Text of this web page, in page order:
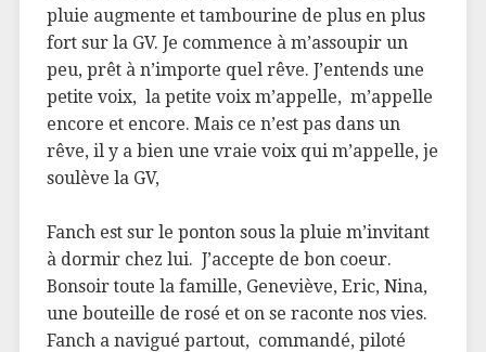
pluie augmente et tambourine de plus en plus
fort sur la GV. Je commence à m’assoupir un
peu, prêt à n’importe quel rêve. J’entends une
petite voix, la petite voix m’appelle, m’appelle
encore et encore. Mais ce n’est pas dans un
rêve, il y a bien une vraie voix qui m’appelle, je
soulève la GV,
Fanch est sur le ponton sous la pluie m’invitant
à dormir chez lui. J’accepte de bon coeur.
Bonsoir toute la famille, Geneviève, Eric, Nina,
une bouteille de rosé et on se raconte nos vies.
Fanch a navigué partout, commandé, piloté